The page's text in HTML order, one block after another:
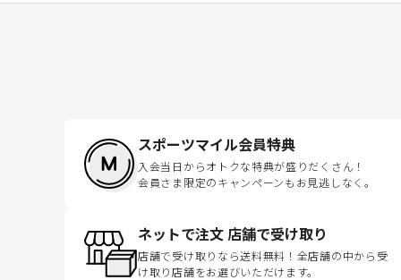
スポーツマイル会員特典
入会当日からオトクな特典が盛りだくさん！
会員さま限定のキャンペーンもお見逃しなく。
ネットで注文 店舗で受け取り
店舗で受け取りなら送料無料！全店舗の中から受
け取り店舗をお選びいただけます。